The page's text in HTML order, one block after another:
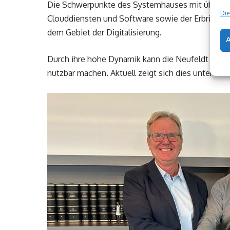
Die Schwerpunkte des Systemhauses mit über
Clouddiensten und Software sowie der
dem Gebiet der Digitalisierung.
Durch ihre hohe Dynamik kann die Neufeldt &
nutzbar machen. Aktuell zeigt sich dies unter